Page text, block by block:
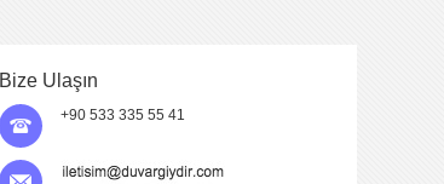
Bize Ulaşın
+90 533 335 55 41